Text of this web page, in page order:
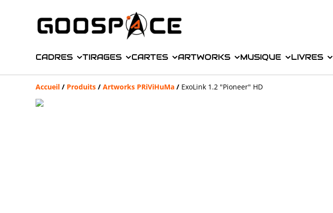
CADRES TIRAGES CARTES ARTWORKS MUSIQUE LIVRES
Accueil / Produits / Artworks PRiViHuMa / ExoLink 1.2 "Pioneer" HD